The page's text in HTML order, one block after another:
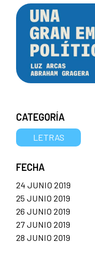
CATEGORÍA
LETRAS
FECHA
24 JUNIO 2019
25 JUNIO 2019
26 JUNIO 2019
27 JUNIO 2019
28 JUNIO 2019